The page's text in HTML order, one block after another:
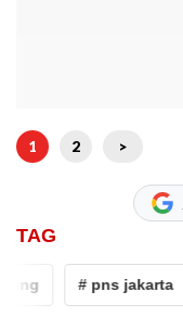
1 2 >
TAG
# pns jakarta